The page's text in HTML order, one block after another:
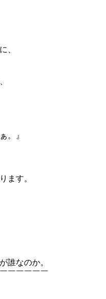
、
。』
ます。
誰なのか。
￣￣￣￣￣